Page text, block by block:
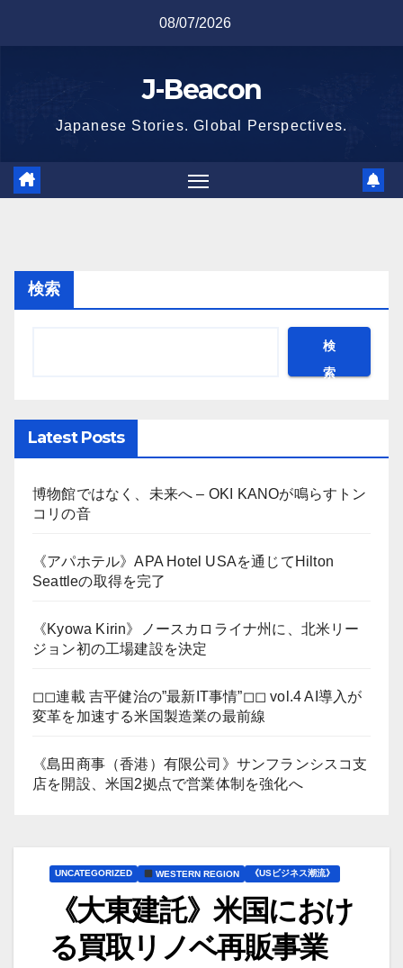
08/07/2026
J-Beacon
Japanese Stories. Global Perspectives.
検索
検
索
Latest Posts
博物館ではなく、未来へ – OKI KANOが鳴らすトン
コリの音
《アパホテル》APA Hotel USAを通じてHilton
Seattleの取得を完了
《Kyowa Kirin》ノースカロライナ州に、北米リー
ジョン初の工場建設を決定
◻︎◻︎連載 吉平健治の”最新IT事情”◻︎◻︎ vol.4 AI導入が
変革を加速する米国製造業の最前線
《島田商事（香港）有限公司》サンフランシスコ支
店を開設、米国2拠点で営業体制を強化へ
UNCATEGORIZED WESTERN REGION 《USビジネス潮流》
《大東建託》米国におけ
る買取リノベ再販事業